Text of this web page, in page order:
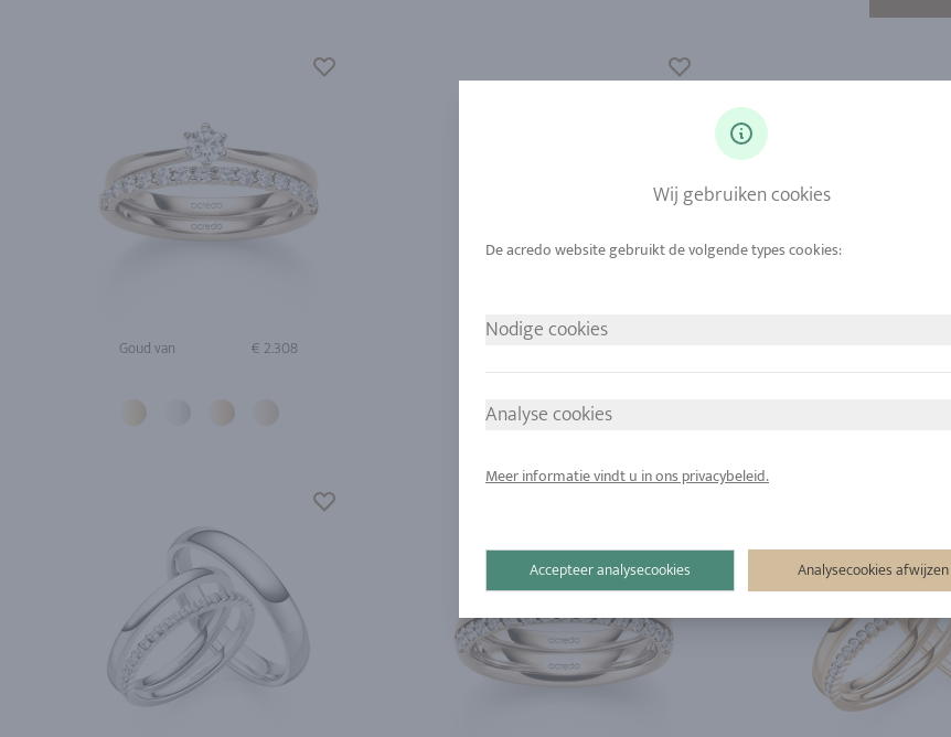
Goud van € 2.308 Goud van
Wij gebruiken cookies
Nodige cookies
Analyse cookies
Meer informatie vindt u in ons privacybeleid.
Analysecookies afwijzen
Accepteer analysecookies